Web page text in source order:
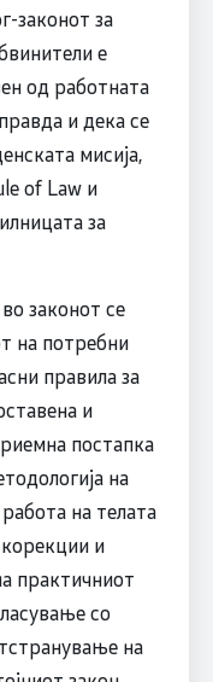
законот за
e
од работната
и дека се
мисија,
of Law и
за
законот се
на потребни
правила за
и
постапка
на
на телата
и
практичниот
со
на